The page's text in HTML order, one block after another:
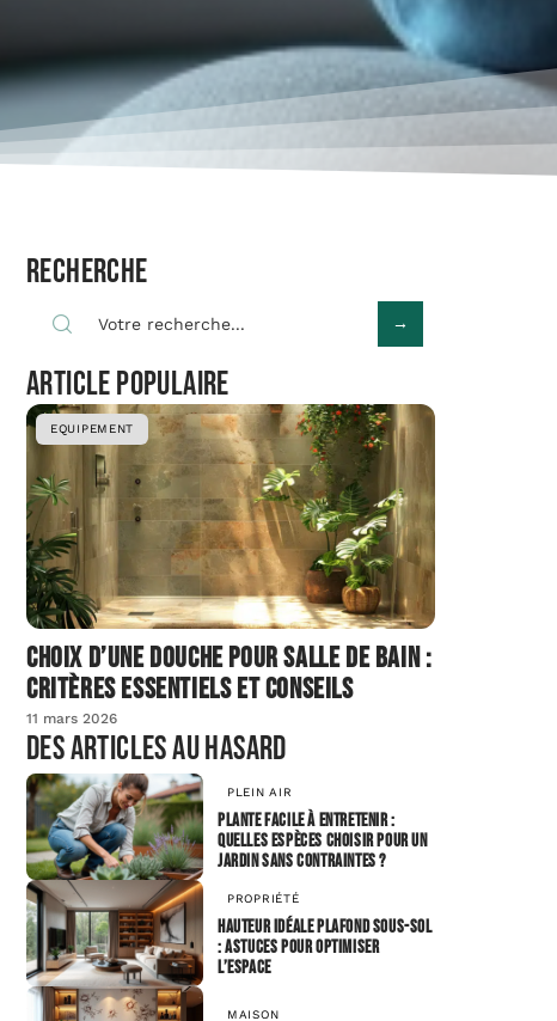
Recherche
Article populaire
EQUIPEMENT
Choix d’une douche pour salle de bain :
critères essentiels et conseils
11 mars 2026
Des articles au hasard
PLEIN AIR
Plante facile à entretenir :
quelles espèces choisir pour un
jardin sans contraintes ?
PROPRIÉTÉ
Hauteur idéale plafond sous-sol
: astuces pour optimiser
l’espace
MAISON